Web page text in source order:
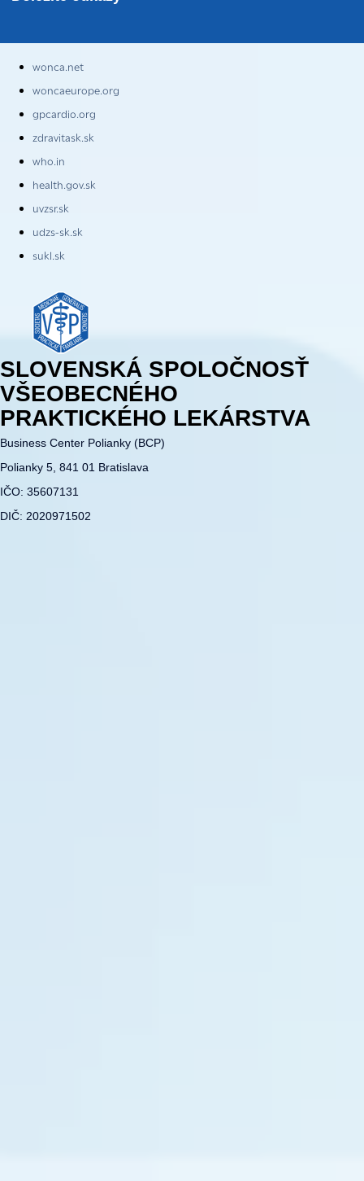
wonca.net
woncaeurope.org
gpcardio.org
zdravitask.sk
who.in
health.gov.sk
uvzsr.sk
udzs-sk.sk
sukl.sk
SLOVENSKÁ SPOLOČNOSŤ
VŠEOBECNÉHO
PRAKTICKÉHO LEKÁRSTVA
Business Center Polianky (BCP)
Polianky 5, 841 01 Bratislava
IČO: 35607131
DIČ: 2020971502